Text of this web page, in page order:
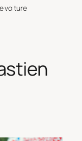
voiture